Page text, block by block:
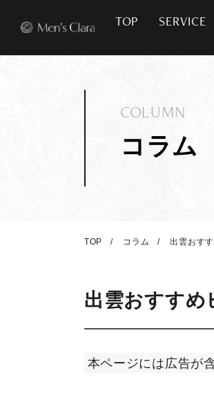
TOP SERVICE
コラム
COLUMN
TOP コラム 出雲おす
出雲おすすめ
本ページには広告が